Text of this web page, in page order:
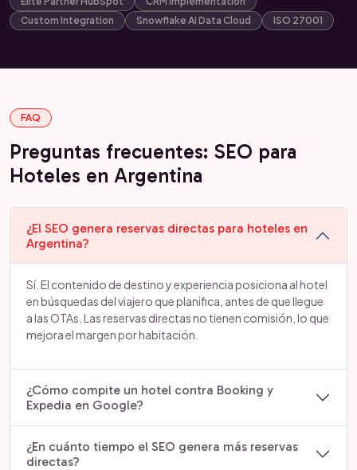
Custom Integration
Snowflake AI Data Cloud ISO 27001
FAQ
Preguntas frecuentes: SEO para
Hoteles en Argentina
¿El SEO genera reservas directas para hoteles en
Argentina?
Sí. El contenido de destino y experiencia posiciona al hotel
en búsquedas del viajero que planifica, antes de que llegue
a las OTAs. Las reservas directas no tienen comisión, lo que
mejora el margen por habitación.
¿Cómo compite un hotel contra Booking y
Expedia en Google?
¿En cuánto tiempo el SEO genera más reservas
directas?